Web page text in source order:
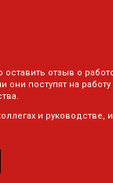
отзыв о
поступят на
и руководстве,